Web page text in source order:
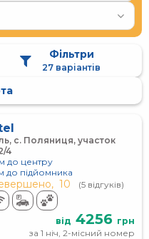
Фільтри
27 варіантів
с. Поляниця, участок
4
до центру
до підйомника
10 (5 відгуків)
від 4256 грн
за 1 ніч, 2-місний номер